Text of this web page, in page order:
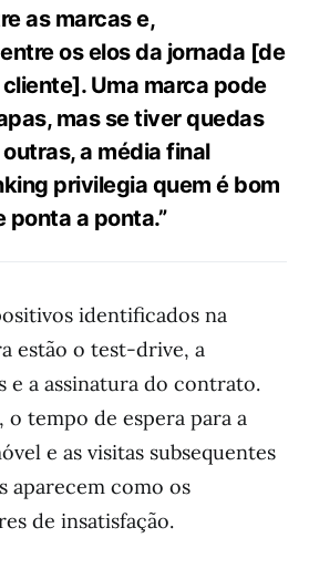
as marcas e,
os elos da jornada [de
Uma marca pode
mas se tiver quedas
a média final
privilegia quem é bom
a ponta.”
identificados na
estão o test-drive, a
e a assinatura do contrato.
tempo de espera para a
e as visitas subsequentes
aparecem como os
de insatisfação.